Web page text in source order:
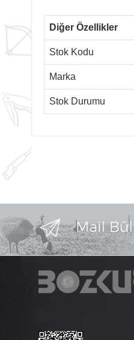
Diğer Özellikler
Stok Kodu
Marka
Stok Durumu